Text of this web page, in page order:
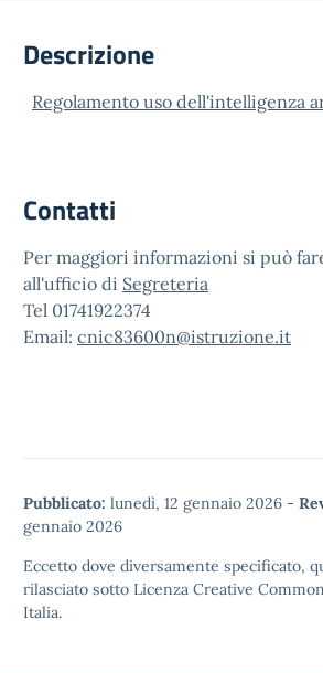
Descrizione
Regolamento uso dell'intelligenza
Contatti
Per maggiori informazioni si può
all'ufficio di Segreteria
Tel 01741922374
Email: cnic83600n@istruzione.it
Pubblicato: lunedì, 12 gennaio 2026 -
gennaio 2026
Eccetto dove diversamente specificato,
rilasciato sotto Licenza Creative
Italia.